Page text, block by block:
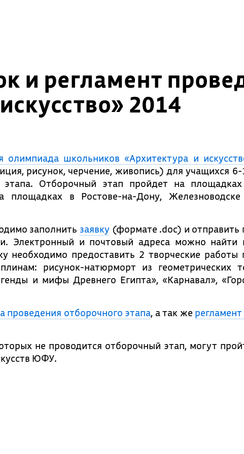
и регламент
2014
школьников «Архитектура и
рисунок, черчение, живопись) для учащихся 6-
этапа. Отборочный этап пройдет на
площадках в Ростове-на-Дону,
заполнить заявку (формате .doc) и отправить
Электронный и почтовый адреса можно найти
необходимо предоставить 2 творческие работы
рисунок-натюрморт из геометрических
и мифы Древнего Египта», «Карнавал»,
проведения отборочного этапа, а так же регламент
не проводится отборочный этап, могут
ЮФУ.